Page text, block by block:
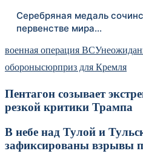
Серебряная медаль
первенстве мира…
военная операция ВСУ
оборонысюрприз для Кремля
Пентагон созывает
резкой критики Трампа
В небе над Тулой и
зафиксированы взрывы